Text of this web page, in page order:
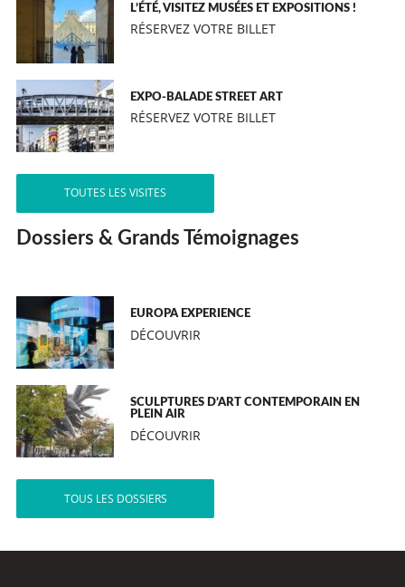
L’ÉTÉ, VISITEZ MUSÉES ET EXPOSITIONS !
RÉSERVEZ VOTRE BILLET
EXPO-BALADE STREET ART
RÉSERVEZ VOTRE BILLET
TOUTES LES VISITES
Dossiers & Grands Témoignages
EUROPA EXPERIENCE
DÉCOUVRIR
SCULPTURES D’ART CONTEMPORAIN EN
PLEIN AIR
DÉCOUVRIR
TOUS LES DOSSIERS